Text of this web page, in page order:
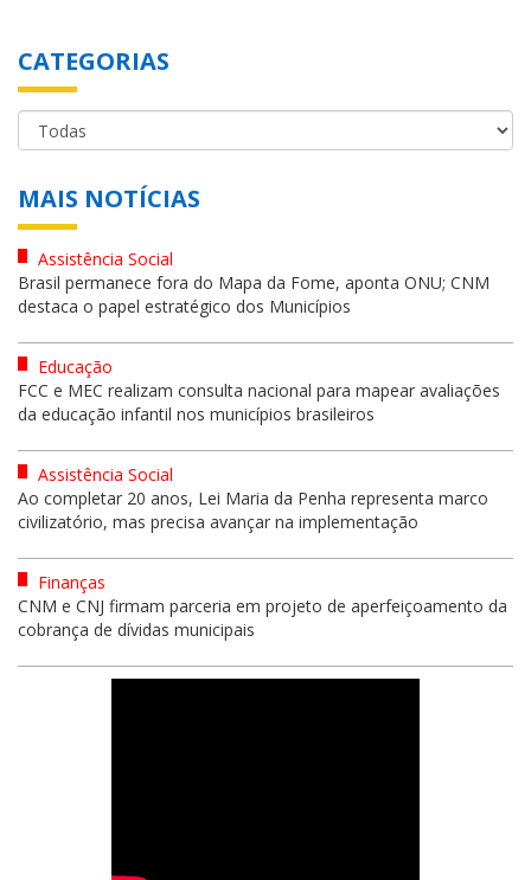
CATEGORIAS
MAIS NOTÍCIAS
Assistência Social
Brasil permanece fora do Mapa da Fome, aponta ONU; CNM
destaca o papel estratégico dos Municípios
Educação
FCC e MEC realizam consulta nacional para mapear avaliações
da educação infantil nos municípios brasileiros
Assistência Social
Ao completar 20 anos, Lei Maria da Penha representa marco
civilizatório, mas precisa avançar na implementação
Finanças
CNM e CNJ firmam parceria em projeto de aperfeiçoamento da
cobrança de dívidas municipais